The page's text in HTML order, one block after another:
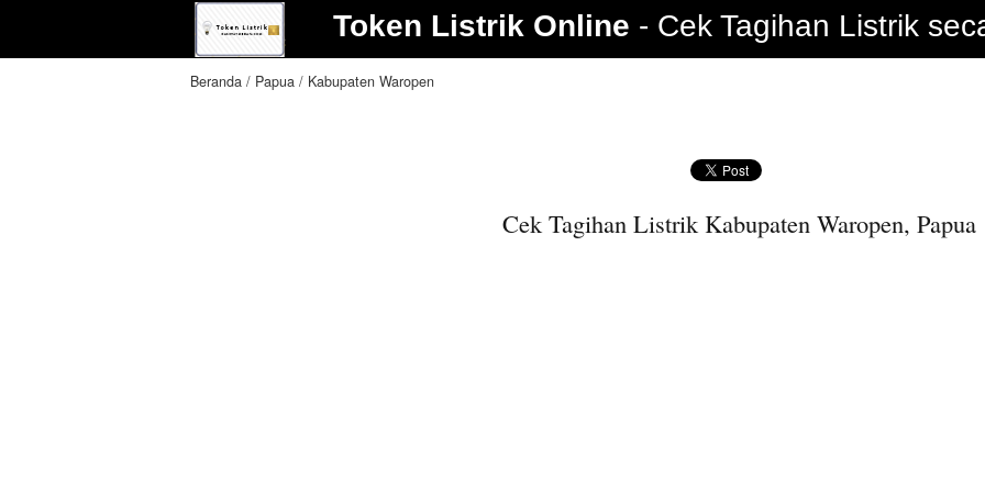
Token Listrik Online Cek Tagihan Listrik
Beranda Papua Kabupaten Waropen
Cek Tagihan Listrik Kabupaten Waropen, Papua